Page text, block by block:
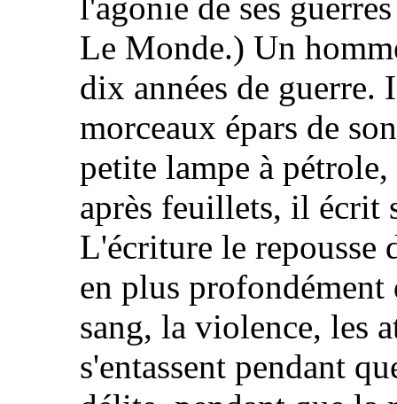
l'agonie de ses
Le Monde.) Un
dix années de guerre.
morceaux épars de
petite lampe à
après feuillets, il écrit
L'écriture le repousse
en plus profondément
sang, la violence, les
s'entassent pendant